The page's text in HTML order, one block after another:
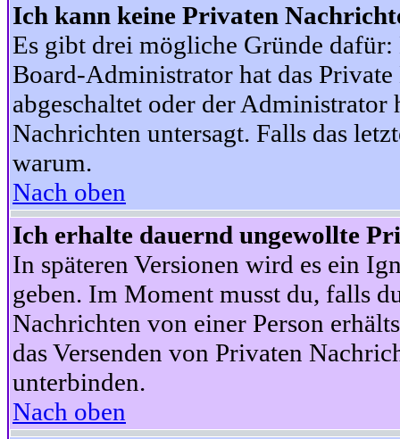
Ich kann keine Privaten
Es gibt drei mögliche Gründe
Board-Administrator hat das
abgeschaltet oder der
Nachrichten untersagt. Falls das
warum.
Nach oben
Ich erhalte dauernd ungewollte
In späteren Versionen wird es ein
geben. Im Moment musst du, falls
Nachrichten von einer Person
das Versenden von Privaten
unterbinden.
Nach oben